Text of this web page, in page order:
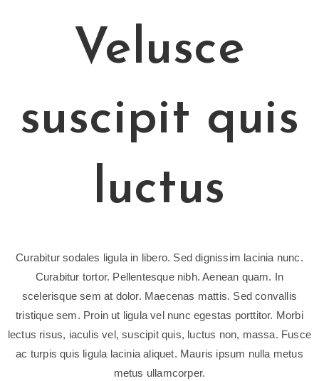
Velusce
suscipit quis
luctus
Curabitur sodales ligula in libero. Sed dignissim lacinia nunc.
Curabitur tortor. Pellentesque nibh. Aenean quam. In
scelerisque sem at dolor. Maecenas mattis. Sed convallis
tristique sem. Proin ut ligula vel nunc egestas porttitor. Morbi
lectus risus, iaculis vel, suscipit quis, luctus non, massa. Fusce
ac turpis quis ligula lacinia aliquet. Mauris ipsum nulla metus
metus ullamcorper.